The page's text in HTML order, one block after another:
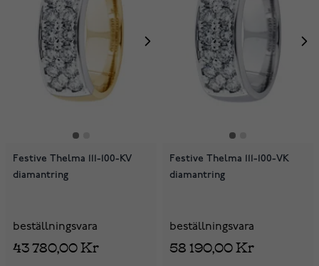
Festive Thelma 111-100-KV
diamantring
beställningsvara
43 780,00 Kr
Festive Thelma 111-100-VK
diamantring
beställningsvara
58 190,00 Kr